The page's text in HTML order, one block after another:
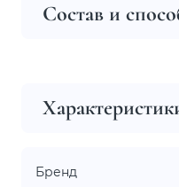
Состав и
Бренд